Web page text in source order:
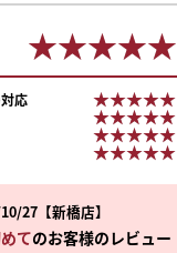
27 新橋店
てのお客様のレビュー
★★★★★
★★★★★
応 ★★★★★
★★★★★
★★★★★
★★★★★
★★★★★
★★★★★
★★★★★
★★★★★